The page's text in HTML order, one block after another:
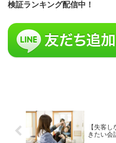
検証ランキング配信中！
【失客
きたい会